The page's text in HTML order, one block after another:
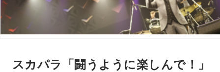
スカパラ「闘うように楽しんで！」